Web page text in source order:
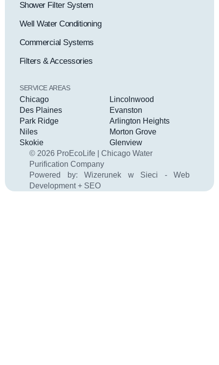
Shower Filter System
Well Water Conditioning
Commercial Systems
Filters & Accessories
SERVICE AREAS
Chicago
Des Plaines
Park Ridge
Niles
Skokie
Lincolnwood
Evanston
Arlington Heights
Morton Grove
Glenview
© 2026 ProEcoLife | Chicago Water
Purification Company
Powered by: Wizerunek w Sieci - Web
Development + SEO